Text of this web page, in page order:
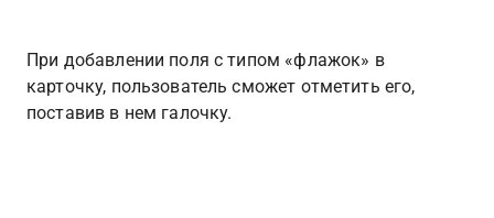
При добавлении поля с типом «флажок» в
карточку, пользователь сможет отметить его,
поставив в нем галочку.